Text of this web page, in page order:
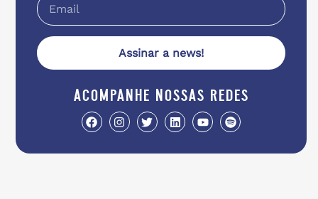
Assinar a news!
acompanhe nossas redes